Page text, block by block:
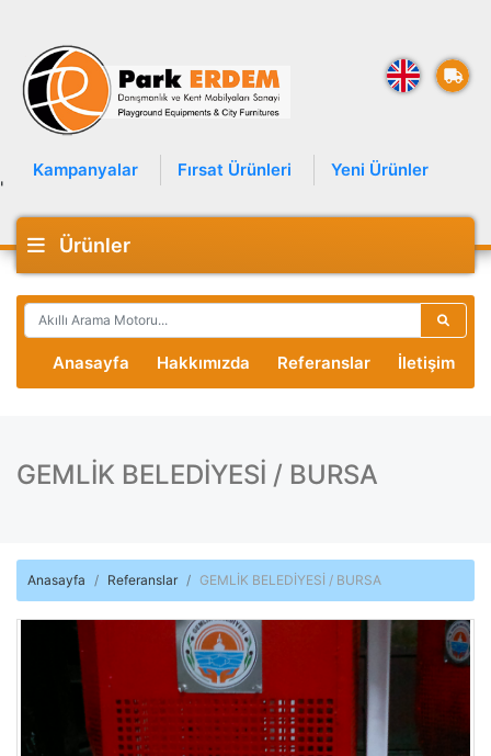
Kampanyalar Fırsat Ürünleri Yeni Ürünler
'
Ürünler
Anasayfa Hakkımızda Referanslar İletişim
GEMLİK BELEDİYESİ / BURSA
Anasayfa Referanslar GEMLİK BELEDİYESİ / BURSA